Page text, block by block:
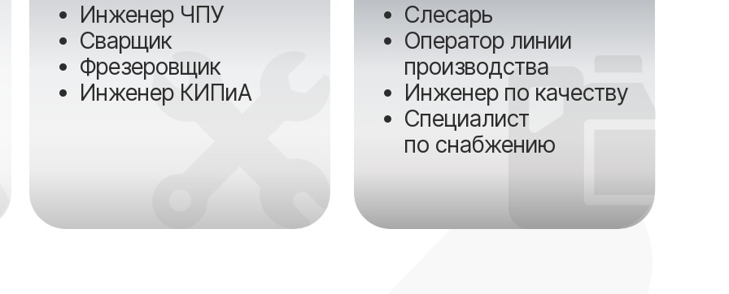
Инженер ЧПУ
Сварщик
Фрезеровщик
Инженер КИПиА
Слесарь
Оператор линии
производства
Инженер по качеству
Специалист
по снабжению